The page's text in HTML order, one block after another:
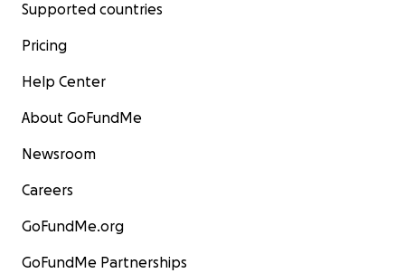
Supported countries
Pricing
Help Center
About GoFundMe
Newsroom
Careers
GoFundMe.org
GoFundMe Partnerships